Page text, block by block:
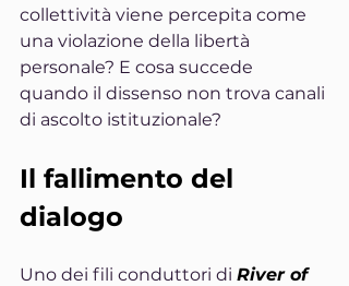
collettività viene percepita come
una violazione della libertà
personale? E cosa succede
quando il dissenso non trova canali
di ascolto istituzionale?
Il fallimento del
dialogo
Uno dei fili conduttori di River of